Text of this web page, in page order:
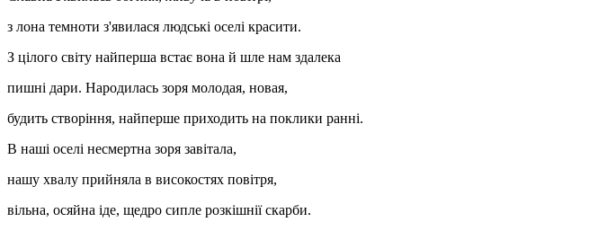
з лона темноти з'явилася людські оселі красити.
З цілого світу найперша встає вона й шле нам здалека
пишні дари. Народилась зоря молодая, новая,
будить створіння, найперше приходить на поклики ранні.
В наші оселі несмертна зоря завітала,
нашу хвалу прийняла в високостях повітря,
вільна, осяйна іде, щедро сипле розкішнії скарби.